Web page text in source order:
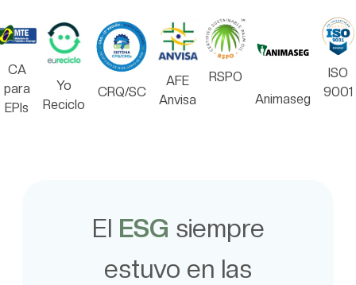
CA
para
EPIs
Yo
Reciclo
CRQ/SC
AFE
Anvisa
RSPO
Animaseg
ISO
9001
El ESG siempre
estuvo en las